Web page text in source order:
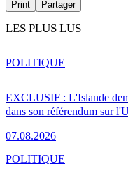
Print Partager
LES PLUS LUS
EXCLUSIF : L'Islande
dans son référendum sur
07.08.2026
POLITIQUE
POLITIQUE